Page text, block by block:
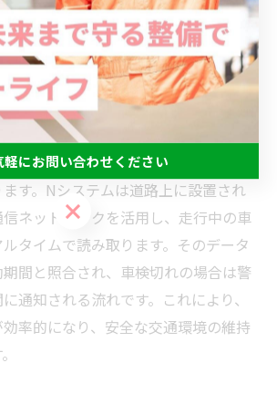
よる車検切れ検知の仕
テムで検知される流れ
、Nシステムによって自動的に検知さ
す。Nシステムは道路上に設置され
ネットワークを活用し、走行中の車
タイムで読み取ります。そのデータ
間と照合され、車検切れの場合は警
通知される流れです。これにより、
率的になり、安全な交通環境の維持
軽にお問い合わせください
軽にお問い合わせください